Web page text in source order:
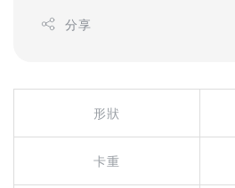
分享
形狀
卡重